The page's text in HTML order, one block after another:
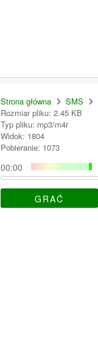
Strona główna SMS
Rozmiar pliku: 2.45 KB
Typ pliku: mp3/m4r
Widok: 1804
Pobieranie: 1073
00:00
GRAĆ